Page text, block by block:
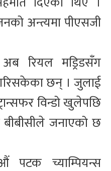
अन्त्यमा पीएसजी
रियल मड्रिडसँग
गरिसकेका छन् । जुलाई
विन्डो खुलेपछि
जनाएको छ
पटक च्याम्पियन्स